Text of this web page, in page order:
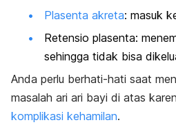
Plasenta akreta: masuk
Retensio plasenta:
sehingga tidak bisa
Anda perlu berhati-hati saat
masalah ari ari bayi di atas
komplikasi kehamilan.